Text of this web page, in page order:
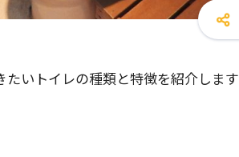
たいトイレの種類と特徴を紹介します